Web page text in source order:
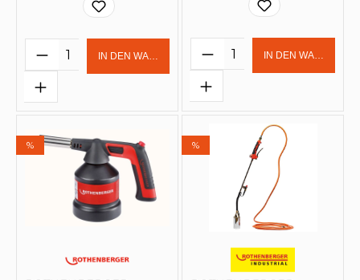
Produkt Anzahl: Gib den
IN DEN WARENKORB Produkt Anzahl:
IN DEN
% %